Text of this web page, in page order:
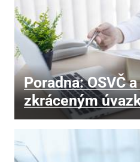
Poradna: OSVČ
zkráceným